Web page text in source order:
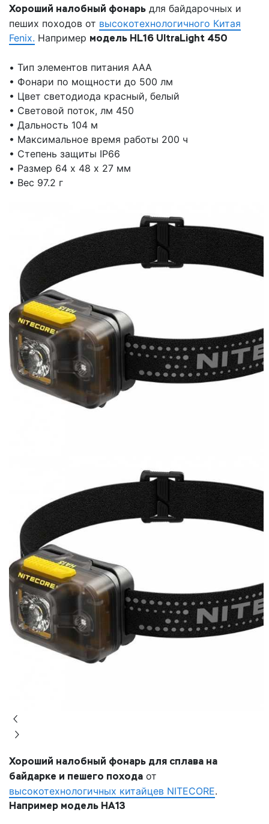
Хороший налобный фонарь для байдарочных и
пеших походов от высокотехнологичного Китая
Fenix. Например модель HL16 UltraLight 450
• Тип элементов питания ААА
• Фонари по мощности до 500 лм
• Цвет светодиода красный, белый
• Световой поток, лм 450
• Дальность 104 м
• Максимальное время работы 200 ч
• Степень защиты IP66
• Размер 64 х 48 х 27 мм
• Вес 97.2 г
Хороший налобный фонарь для сплава на
байдарке и пешего похода от
высокотехнологичных китайцев NITECORE.
Например модель HA13